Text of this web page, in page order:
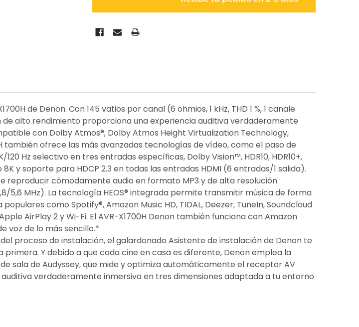
de Denon. Con 145 vatios por canal (6 ohmios, 1 kHz, THD 1 %, 1 canale
alto rendimiento proporciona una experiencia auditiva verdaderamente
con Dolby Atmos®, Dolby Atmos Height Virtualization Technology,
también ofrece las más avanzadas tecnologías de vídeo, como el paso de
Hz selectivo en tres entradas específicas, Dolby Vision™, HDR10, HDR10+,
8K y soporte para HDCP 2.3 en todas las entradas HDMI (6 entradas/1 salida).
reproducir cómodamente audio en formato MP3 y de alta resolución
5,6 MHz). La tecnología HEOS® integrada permite transmitir música de forma
como Spotify®, Amazon Music HD, TIDAL, Deezer, TuneIn, Soundcloud
AirPlay 2 y Wi-Fi. El AVR-X1700H Denon también funciona con Amazon
voz de lo más sencillo.*
proceso de instalación, el galardonado Asistente de instalación de Denon te
Y debido a que cada cine en casa es diferente, Denon emplea la
sala de Audyssey, que mide y optimiza automáticamente el receptor AV
verdaderamente inmersiva en tres dimensiones adaptada a tu entorno